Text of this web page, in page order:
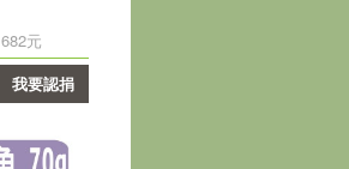
682元
我要認捐